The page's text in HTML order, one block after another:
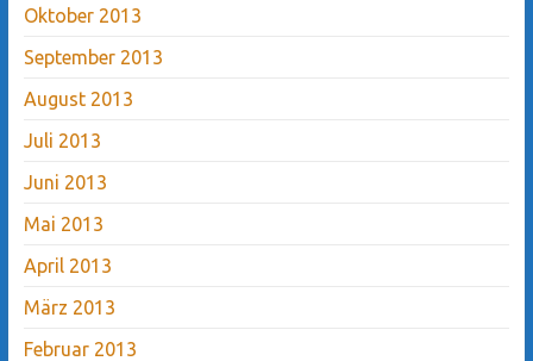
Oktober 2013
September 2013
August 2013
Juli 2013
Juni 2013
Mai 2013
April 2013
März 2013
Februar 2013